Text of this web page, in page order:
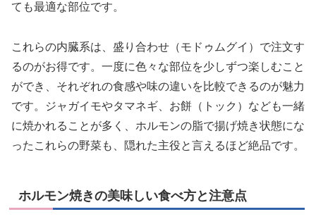
ても最適な部位です。
これらの内臓系は、盛り合わせ（モドゥムグイ）で注文す
るのがお得です。一度に色々な部位を少しずつ楽しむこと
ができ、それぞれの食感や味の違いを比較できるのが魅力
です。ジャガイモやタマネギ、お餅（トック）なども一緒
に焼かれることが多く、ホルモンの脂で揚げ焼き状態にな
ったこれらの野菜も、隠れた主役と言えるほど絶品です。
ホルモン焼きの美味しい食べ方と注意点